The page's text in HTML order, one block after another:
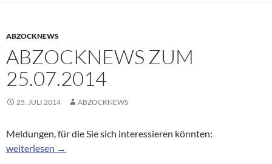
ABZOCKNEWS
ABZOCKNEWS ZUM
25.07.2014
25. JULI 2014 ABZOCKNEWS
Meldungen, für die Sie sich interessieren könnten:
Abzocknews zum 25.07.2014
weiterlesen →